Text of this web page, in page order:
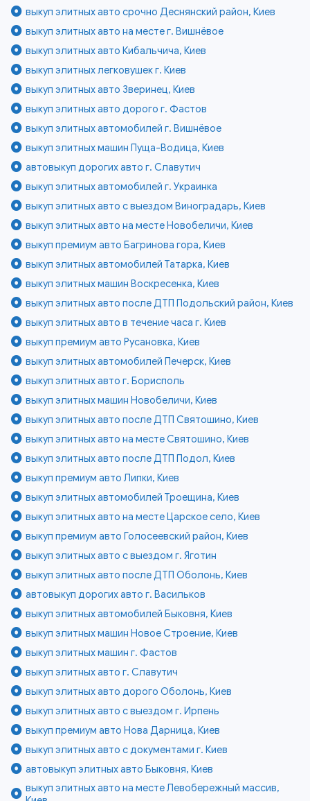
выкуп элитных авто срочно Деснянский район, Киев
выкуп элитных авто на месте г. Вишнёвое
выкуп элитных авто Кибальчича, Киев
выкуп элитных легковушек г. Киев
выкуп элитных авто Зверинец, Киев
выкуп элитных авто дорого г. Фастов
выкуп элитных автомобилей г. Вишнёвое
выкуп элитных машин Пуща-Водица, Киев
автовыкуп дорогих авто г. Славутич
выкуп элитных автомобилей г. Украинка
выкуп элитных авто с выездом Виноградарь, Киев
выкуп элитных авто на месте Новобеличи, Киев
выкуп премиум авто Багринова гора, Киев
выкуп элитных автомобилей Татарка, Киев
выкуп элитных машин Воскресенка, Киев
выкуп элитных авто после ДТП Подольский район, Киев
выкуп элитных авто в течение часа г. Киев
выкуп премиум авто Русановка, Киев
выкуп элитных автомобилей Печерск, Киев
выкуп элитных авто г. Борисполь
выкуп элитных машин Новобеличи, Киев
выкуп элитных авто после ДТП Святошино, Киев
выкуп элитных авто на месте Святошино, Киев
выкуп элитных авто после ДТП Подол, Киев
выкуп премиум авто Липки, Киев
выкуп элитных автомобилей Троещина, Киев
выкуп элитных авто на месте Царское село, Киев
выкуп премиум авто Голосеевский район, Киев
выкуп элитных авто с выездом г. Яготин
выкуп элитных авто после ДТП Оболонь, Киев
автовыкуп дорогих авто г. Васильков
выкуп элитных автомобилей Быковня, Киев
выкуп элитных машин Новое Строение, Киев
выкуп элитных машин г. Фастов
выкуп элитных авто г. Славутич
выкуп элитных авто дорого Оболонь, Киев
выкуп элитных авто с выездом г. Ирпень
выкуп премиум авто Нова Дарница, Киев
выкуп элитных авто с документами г. Киев
автовыкуп элитных авто Быковня, Киев
выкуп элитных авто на месте Левобережный массив,